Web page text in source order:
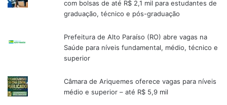
com bolsas de até R$ 2,1 mil para estudantes de
graduação, técnico e pós-graduação
Prefeitura de Alto Paraíso (RO) abre vagas na
Saúde para níveis fundamental, médio, técnico e
superior
Câmara de Ariquemes oferece vagas para níveis
médio e superior – até R$ 5,9 mil